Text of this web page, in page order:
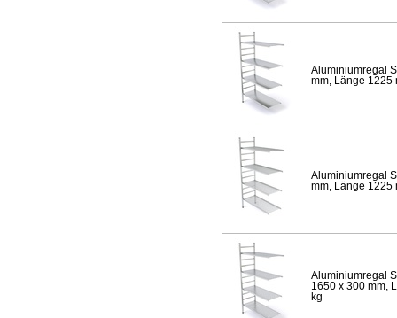
Aluminiumregal
mm, Länge 1225
Aluminiumregal
mm, Länge 1225
Aluminiumregal
1650 x 300 mm,
kg